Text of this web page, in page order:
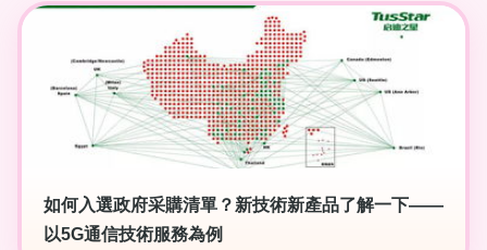
如何入選政府采購清單？新技術新產品了解一下——
以5G通信技術服務為例